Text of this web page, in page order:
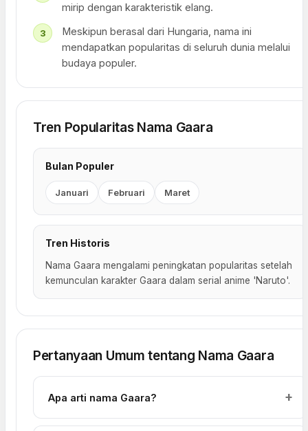
mirip dengan karakteristik elang.
Meskipun berasal dari Hungaria, nama ini
mendapatkan popularitas di seluruh dunia melalui
budaya populer.
Tren Popularitas Nama Gaara
Bulan Populer
Januari Februari Maret
Tren Historis
Nama Gaara mengalami peningkatan popularitas setelah
kemunculan karakter Gaara dalam serial anime 'Naruto'.
Pertanyaan Umum tentang Nama Gaara
Apa arti nama Gaara?